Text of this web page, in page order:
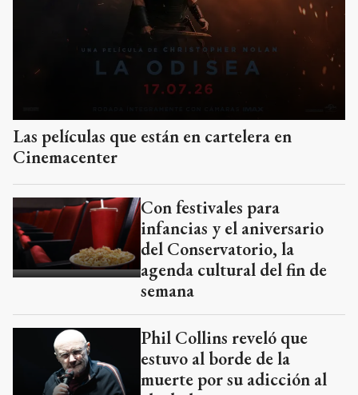
Las películas que están en cartelera en
Cinemacenter
Con festivales para
infancias y el aniversario
del Conservatorio, la
agenda cultural del fin de
semana
Phil Collins reveló que
estuvo al borde de la
muerte por su adicción al